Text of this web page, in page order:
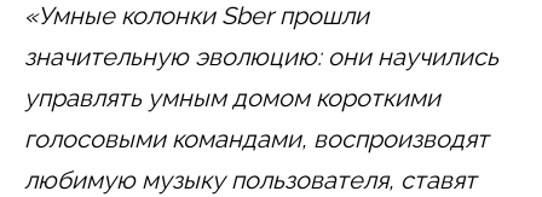
«Умные колонки Sber прошли
значительную эволюцию: они научились
управлять умным домом короткими
голосовыми командами, воспроизводят
любимую музыку пользователя, ставят